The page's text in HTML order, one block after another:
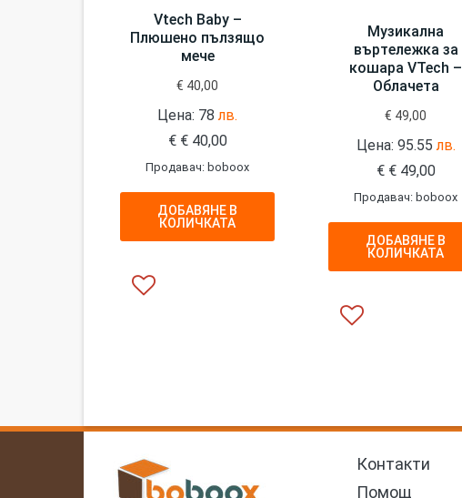
Vtech Baby –
Плюшено пълзящо
мече
€ 40,00
Цена: 78 лв.
€ €40,00
Продавач: boboox
ДОБАВЯНЕ В
КОЛИЧКАТА
Музикална
въртележка за
кошара VTech –
Облачета
€ 49,00
Цена: 95.55лв.
€ €49,00
Продавач: boboox
ДОБАВЯНЕ В
КОЛИЧКАТА
Контакти
Помощ